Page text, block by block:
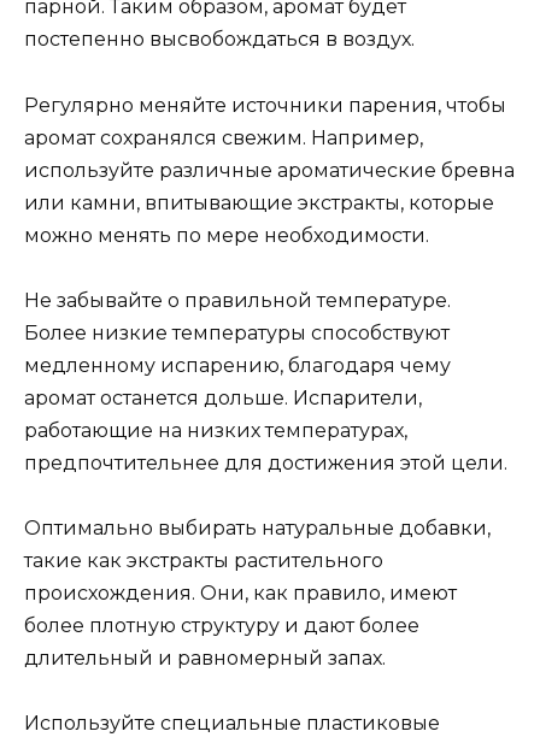
парной. Таким образом, аромат будет
постепенно высвобождаться в воздух.
Регулярно меняйте источники парения, чтобы
аромат сохранялся свежим. Например,
используйте различные ароматические бревна
или камни, впитывающие экстракты, которые
можно менять по мере необходимости.
Не забывайте о правильной температуре.
Более низкие температуры способствуют
медленному испарению, благодаря чему
аромат останется дольше. Испарители,
работающие на низких температурах,
предпочтительнее для достижения этой цели.
Оптимально выбирать натуральные добавки,
такие как экстракты растительного
происхождения. Они, как правило, имеют
более плотную структуру и дают более
длительный и равномерный запах.
Используйте специальные пластиковые